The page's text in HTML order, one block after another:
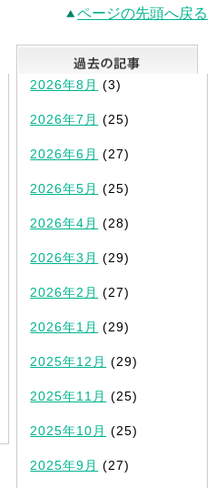
ページの先頭へ戻る
最新記事一覧
2026年8月 (3)
2026年7月 (25)
2026年6月 (27)
2026年5月 (25)
2026年4月 (28)
2026年3月 (29)
2026年2月 (27)
2026年1月 (29)
2025年12月 (29)
2025年11月 (25)
2025年10月 (25)
2025年9月 (27)